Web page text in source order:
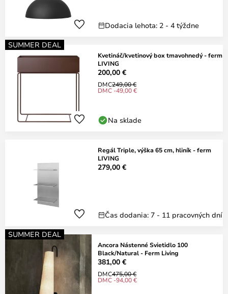
Dodacia lehota: 2 - 4 týždne
SUMMER DEAL
Kvetináč/kvetinový box tmavohnedý - ferm
LIVING
200,00 €
DMC249,00 €
DMC -49,00 €
Na sklade
Regál Triple, výška 65 cm, hliník - ferm
LIVING
279,00 €
Čas dodania: 7 - 11 pracovných dní
SUMMER DEAL
Ancora Nástenné Svietidlo 100
Black/Natural - Ferm Living
381,00 €
DMC475,00 €
DMC -94,00 €